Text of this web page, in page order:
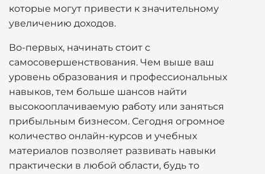
которые могут привести к значительному
увеличению доходов.
Во-первых, начинать стоит с
самосовершенствования. Чем выше ваш
уровень образования и профессиональных
навыков, тем больше шансов найти
высокооплачиваемую работу или заняться
прибыльным бизнесом. Сегодня огромное
количество онлайн-курсов и учебных
материалов позволяет развивать навыки
практически в любой области, будь то